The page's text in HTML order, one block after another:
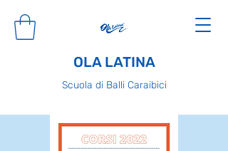
OLA LATINA
Scuola di Balli Caraibici